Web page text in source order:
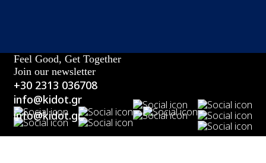
Feel Good, Get Together
Join our newsletter
+30 2313 036708
info@kidot.gr
info@kidot.gr